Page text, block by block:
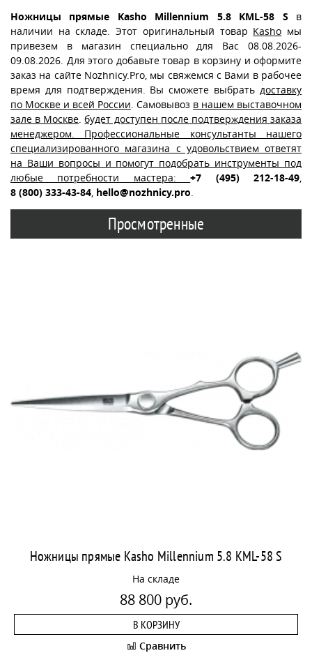
Ножницы прямые Kasho Millennium 5.8 KML-58 Sв
наличии на складе. Этот оригинальный товар Kasho мы
привезем в магазин специально для Вас 08.08.2026-
09.08.2026. Для этого добавьте товар в корзину и оформите
заказ на сайте Nozhnicy.Pro, мы свяжемся с Вами в рабочее
время для подтверждения. Вы сможете выбрать доставку
по Москве и всей России . Самовывоз в нашем выставочном
зале в Москве .будет доступен после подтверждения заказа
менеджером. Профессиональные консультанты нашего
специализированного магазина с удовольствием ответят
на Ваши вопросы и помогут подобрать инструменты под
любые потребности мастера:+7 (495) 212-18-49
8 (800) 333-43-84 hello@nozhnicy.pro
Просмотренные
Ножницы прямые Kasho Millennium 5.8 KML-58 S
На складе
88 800 руб.
В КОРЗИНУ
Сравнить